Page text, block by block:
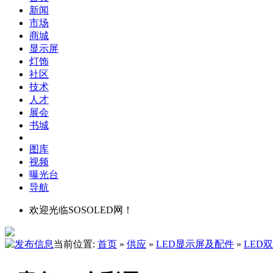
新闻
市场
商城
显示屏
灯饰
社区
技术
人才
展会
书城
图库
视频
曝光台
导航
欢迎光临SOSOLED网！
当前位置: 首页 » 供应 » LED显示屏及配件 » LED